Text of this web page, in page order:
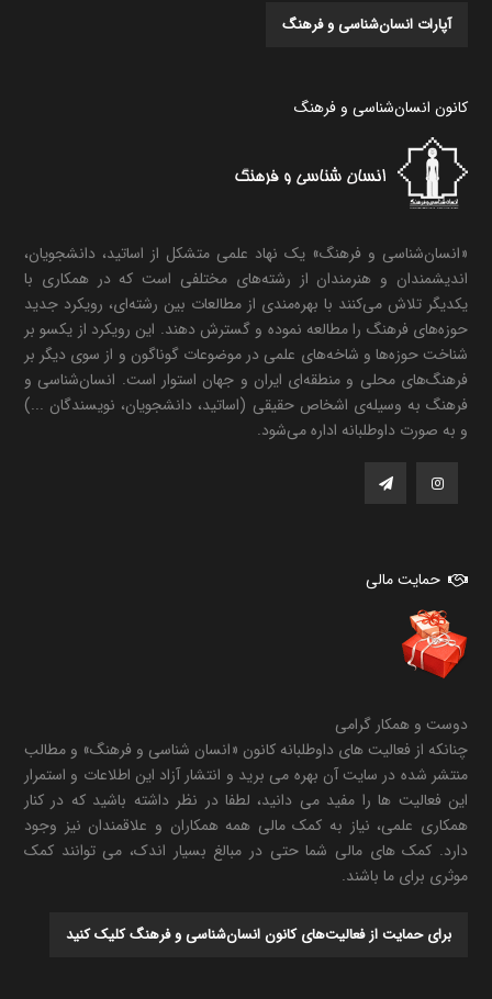
آپارات انسان‌شناسی و فرهنگ
کانون انسان‌شناسی و فرهنگ
«انسان‌شناسی و فرهنگ» یک نهاد علمی متشکل از اساتید، دانشجویان،
اندیشمندان و هنرمندان از رشته‌های مختلفی است که در همکاری با
یکدیگر تلاش می‌کنند با بهره‌مندی از مطالعات بین رشته‌ای، رویکرد جدید
حوزه‌های فرهنگ را مطالعه نموده و گسترش دهند. این رویکرد از یکسو بر
شناخت حوزه‌ها و شاخه‌های علمی در موضوعات گوناگون و از سوی دیگر بر
فرهنگ‌های محلی و منطقه‌ای ایران و جهان استوار است. انسان‌شناسی و
فرهنگ به وسیله‌ی اشخاص حقیقی (اساتید، دانشجویان، نویسندگان ...)
و به صورت داوطلبانه اداره می‌شود.
حمایت مالی
دوست و همکار گرامی
چنانکه از فعالیت های داوطلبانه کانون «انسان شناسی و فرهنگ» و مطالب
منتشر شده در سایت آن بهره می برید و انتشار آزاد این اطلاعات و استمرار
این فعالیت ها را مفید می دانید، لطفا در نظر داشته باشید که در کنار
همکاری علمی، نیاز به کمک مالی همه همکاران و علاقمندان نیز وجود
دارد. کمک های مالی شما حتی در مبالغ بسیار اندک، می توانند کمک
موثری برای ما باشند.
برای حمایت از فعالیت‌های کانون انسان‌شناسی و فرهنگ کلیک کنید